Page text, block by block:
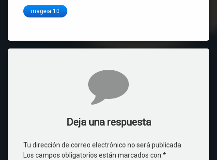
mageia 10
Deja una respuesta
Tu dirección de correo electrónico no será publicada.
Los campos obligatorios están marcados con *